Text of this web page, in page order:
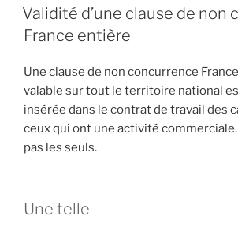
LE
Validité d’une clause de non
France entière
Une clause de non concurrence
valable sur tout le territoire national
insérée dans le contrat de travail des
ceux qui ont une activité
pas les seuls.
Une telle